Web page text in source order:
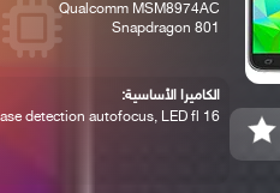
Qualcomm MSM8974AC
Snapdragon 801
الكاميرا الأساسية:
16 MP, phase detection autofocus, LED fl...